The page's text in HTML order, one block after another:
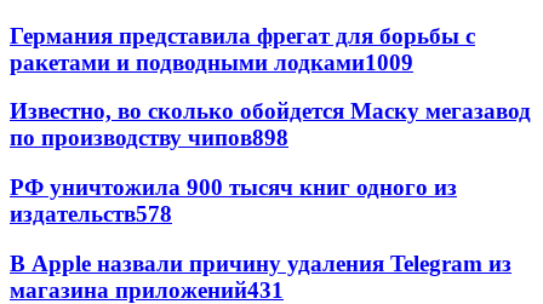
Германия представила фрегат для борьбы с
ракетами и подводными лодками1009
Известно, во сколько обойдется Маску мегазавод
по производству чипов898
РФ уничтожила 900 тысяч книг одного из
издательств578
В Apple назвали причину удаления Telegram из
магазина приложений431